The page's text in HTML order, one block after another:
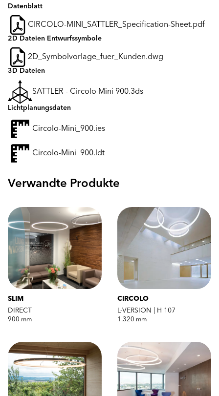
Datenblatt
CIRCOLO-MINI_SATTLER_Specification-Sheet.pdf
2D Dateien Entwurfssymbole
2D_Symbolvorlage_fuer_Kunden.dwg
3D Dateien
SATTLER - Circolo Mini 900.3ds
Lichtplanungsdaten
Circolo-Mini_900.ies
Circolo-Mini_900.ldt
Verwandte Produkte
SLIM
DIRECT
900 mm
CIRCOLO
L-VERSION | H 107
1.320 mm